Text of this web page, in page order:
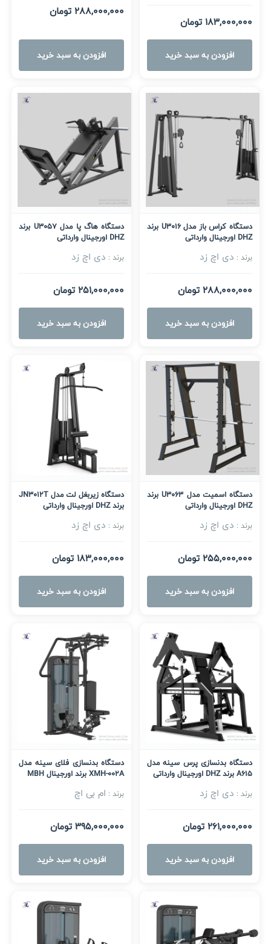
183,000,000 تومان
افزودن به سبد خرید
288,000,000 تومان
افزودن به سبد خرید
دستگاه کراس باز مدل U3016 برند
DHZ اورجینال وارداتی
برند : دی اچ زد
288,000,000 تومان
افزودن به سبد خرید
دستگاه هاگ پا مدل U3057 برند
DHZ اورجینال وارداتی
برند : دی اچ زد
251,000,000 تومان
افزودن به سبد خرید
دستگاه اسمیت مدل U3063 برند
DHZ اورجینال وارداتی
برند : دی اچ زد
255,000,000 تومان
افزودن به سبد خرید
دستگاه زیربغل لت مدل JN3012T
برند DHZ اورجینال وارداتی
برند : دی اچ زد
183,000,000 تومان
افزودن به سبد خرید
دستگاه بدنسازی پرس سینه مدل
A615 برند DHZ اورجینال وارداتی
برند : دی اچ زد
261,000,000 تومان
افزودن به سبد خرید
دستگاه بدنسازی فلای سینه مدل
XMH-002A برند اورجینال MBH
برند : ام بی اچ
395,000,000 تومان
افزودن به سبد خرید